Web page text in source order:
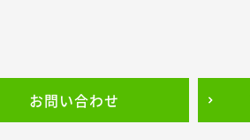
お問い合わせ